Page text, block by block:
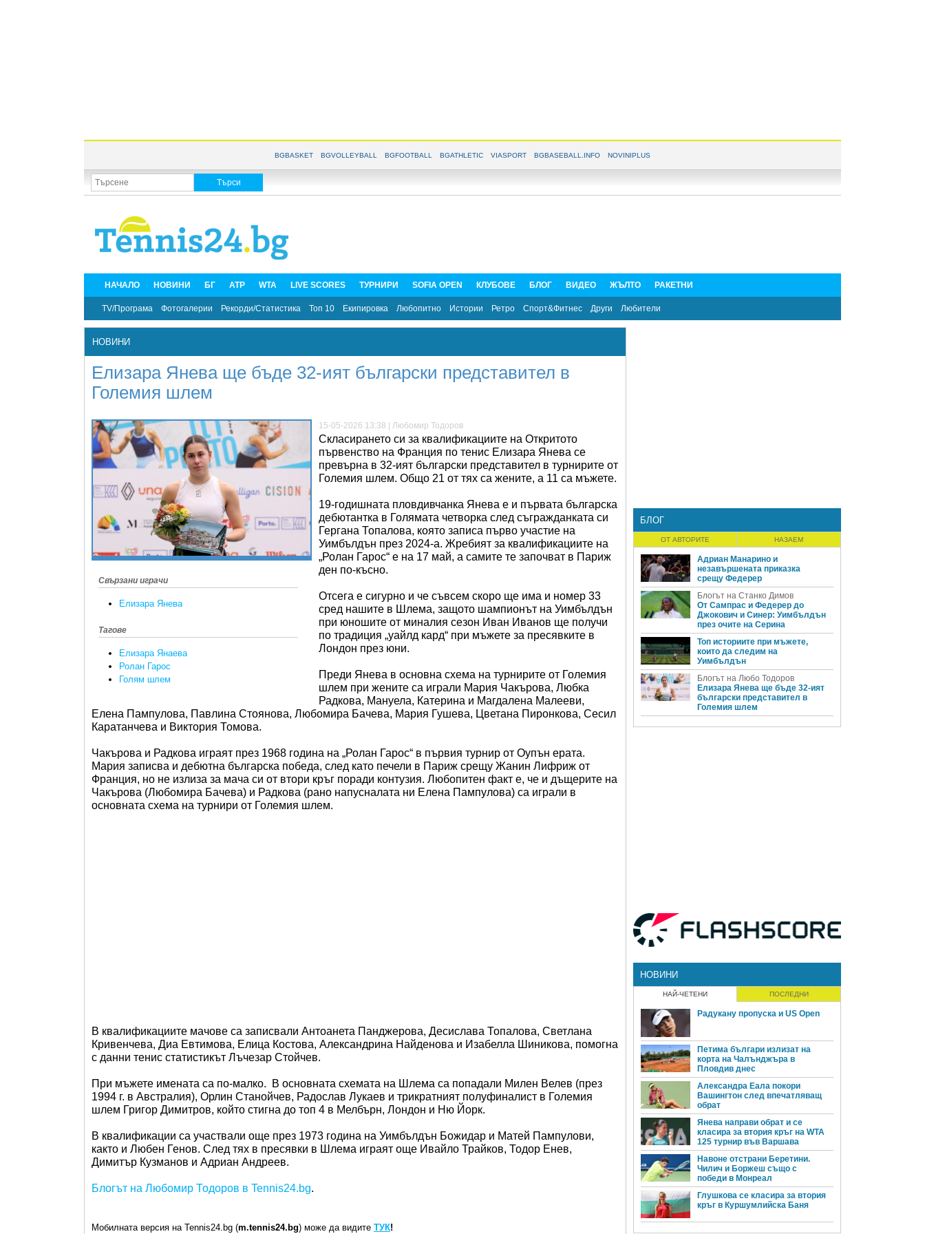
BGBASKET BGVOLLEYBALL BGFOOTBALL BGATHLETIC VIASPORT BGBASEBALL.INFO NOVINIPLUS
НАЧАЛО НОВИНИ БГ ATP WTA LIVE SCORES ТУРНИРИ SOFIA OPEN КЛУБОВЕ БЛОГ ВИДЕО ЖЪЛТО РАКЕТНИ
TV/Програма Фотогалерии Рекорди/Статистика Топ 10 Екипировка Любопитно Истории Ретро Спорт&Фитнес Други Любители
НОВИНИ
Елизара Янева ще бъде 32-ият български представител в
Големия шлем
Свързани играчи
Елизара Янева
Тагове
Елизара Янаева
Ролан Гарос
Голям шлем
15-05-2026 13:38 | Любомир Тодоров
Скласирането си за квалификациите на Откритото
първенство на Франция по тенис Елизара Янева се
превърна в 32-ият български представител в турнирите от
Големия шлем. Общо 21 от тях са жените, а 11 са мъжете.
19-годишната пловдивчанка Янева е и първата българска
дебютантка в Голямата четворка след съгражданката си
Гергана Топалова, която записа първо участие на
Уимбълдън през 2024-а. Жребият за квалификациите на
„Ролан Гарос“ е на 17 май, а самите те започват в Париж
ден по-късно.
Отсега е сигурно и че съвсем скоро ще има и номер 33
сред нашите в Шлема, защото шампионът на Уимбълдън
при юношите от миналия сезон Иван Иванов ще получи
по традиция „уайлд кард“ при мъжете за пресявките в
Лондон през юни.
Преди Янева в основна схема на турнирите от Големия
шлем при жените са играли Мария Чакърова, Любка
Радкова, Мануела, Катерина и Магдалена Малееви,
Елена Пампулова, Павлина Стоянова, Любомира Бачева, Мария Гушева, Цветана Пиронкова, Сесил
Каратанчева и Виктория Томова.
Чакърова и Радкова играят през 1968 година на „Ролан Гарос“ в първия турнир от Оупън ерата.
Мария записва и дебютна българска победа, след като печели в Париж срещу Жанин Лифриж от
Франция, но не излиза за мача си от втори кръг поради контузия. Любопитен факт е, че и дъщерите на
Чакърова (Любомира Бачева) и Радкова (рано напусналата ни Елена Пампулова) са играли в
основната схема на турнири от Големия шлем.
В квалификациите мачове са записвали Антоанета Панджерова, Десислава Топалова, Светлана
Кривенчева, Диа Евтимова, Елица Костова, Александрина Найденова и Изабелла Шиникова, помогна
с данни тенис статистикът Лъчезар Стойчев.
При мъжете имената са по-малко. В основната схемата на Шлема са попадали Милен Велев (през
1994 г. в Австралия), Орлин Станойчев, Радослав Лукаев и трикратният полуфиналист в Големия
шлем Григор Димитров, който стигна до топ 4 в Мелбърн, Лондон и Ню Йорк.
В квалификации са участвали още през 1973 година на Уимбълдън Божидар и Матей Пампулови,
както и Любен Генов. След тях в пресявки в Шлема играят още Ивайло Трайков, Тодор Енев,
Димитър Кузманов и Адриан Андреев.
Блогът на Любомир Тодоров в Tennis24.bg.
Мобилната версия на Tennis24.bg (m.tennis24.bg) може да видите ТУК!
БЛОГ
ОТ АВТОРИТЕ НАЗАЕМ
Адриан Манарино и
незавършената приказка
срещу Федерер
Блогът на Станко Димов
От Сампрас и Федерер до
Джокович и Синер: Уимбълдън
през очите на Серина
Топ историите при мъжете,
които да следим на
Уимбълдън
Блогът на Любо Тодоров
Елизара Янева ще бъде 32-ият
български представител в
Големия шлем
НОВИНИ
НАЙ-ЧЕТЕНИ ПОСЛЕДНИ
Радукану пропуска и US Open
Петима българи излизат на
корта на Чалънджъра в
Пловдив днес
Александра Еала покори
Вашингтон след впечатляващ
обрат
Янева направи обрат и се
класира за втория кръг на WTA
125 турнир във Варшава
Навоне отстрани Беретини.
Чилич и Боржеш също с
победи в Монреал
Глушкова се класира за втория
кръг в Куршумлийска Баня